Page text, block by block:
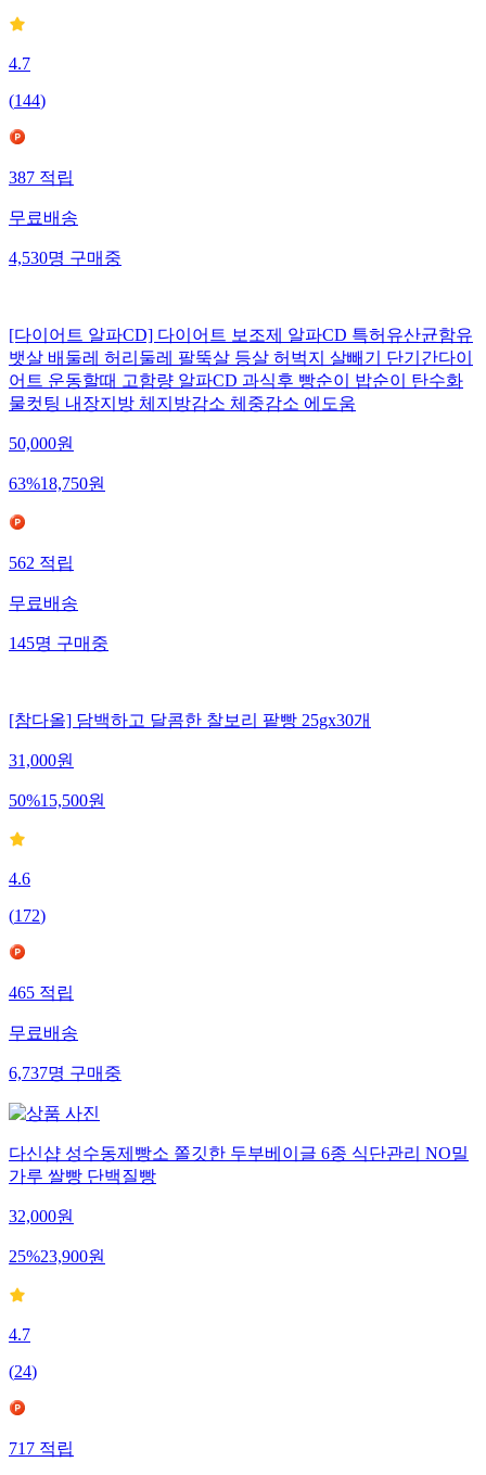
4.7
(144)
387적립
무료배송
4,530명구매중
[다이어트 알파CD] 다이어트 보조제 알파CD 특허유산균함유
뱃살 배둘레 허리둘레 팔뚝살 등살 허벅지 살빼기 단기간다이
어트 운동할때 고함량 알파CD 과식후 빵순이 밥순이 탄수화
물컷팅 내장지방 체지방감소 체중감소 에도움
50,000원
63%18,750원
562적립
무료배송
145명구매중
[참다올] 담백하고 달콤한 찰보리 팥빵 25gx30개
31,000원
50%15,500원
4.6
(172)
465적립
무료배송
6,737명구매중
다신샵 성수동제빵소 쫄깃한 두부베이글 6종 식단관리 NO밀
가루 쌀빵 단백질빵
32,000원
25%23,900원
4.7
(24)
717적립